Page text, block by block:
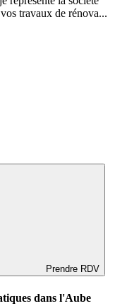
travaux de rénova...
Prendre RDV
dans l'Aube